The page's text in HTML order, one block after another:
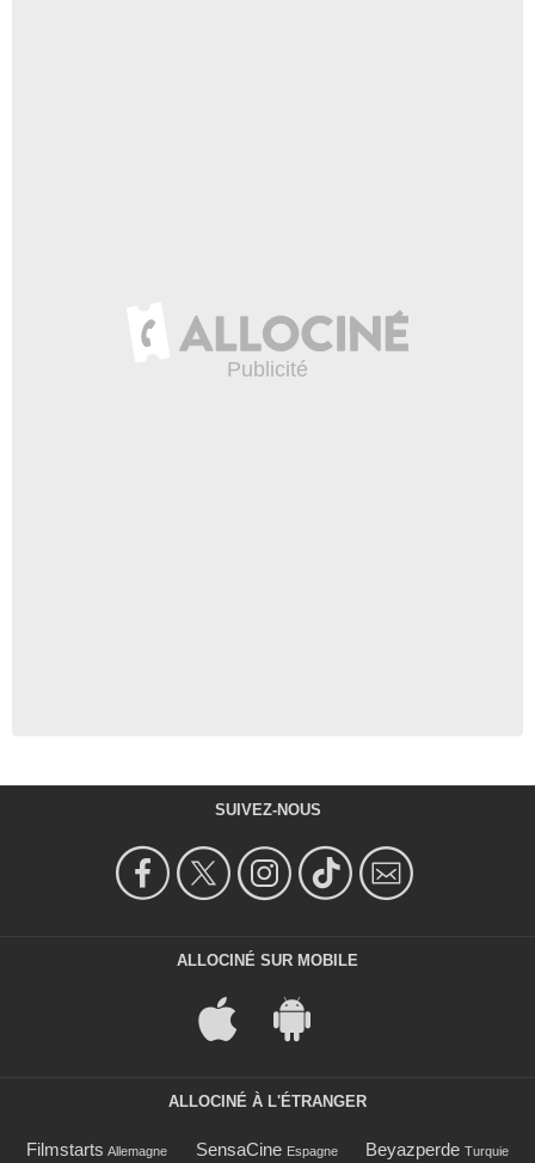
SUIVEZ-NOUS
ALLOCINÉ SUR MOBILE
ALLOCINÉ À L'ÉTRANGER
Filmstarts Allemagne SensaCine Espagne Beyazperde Turquie